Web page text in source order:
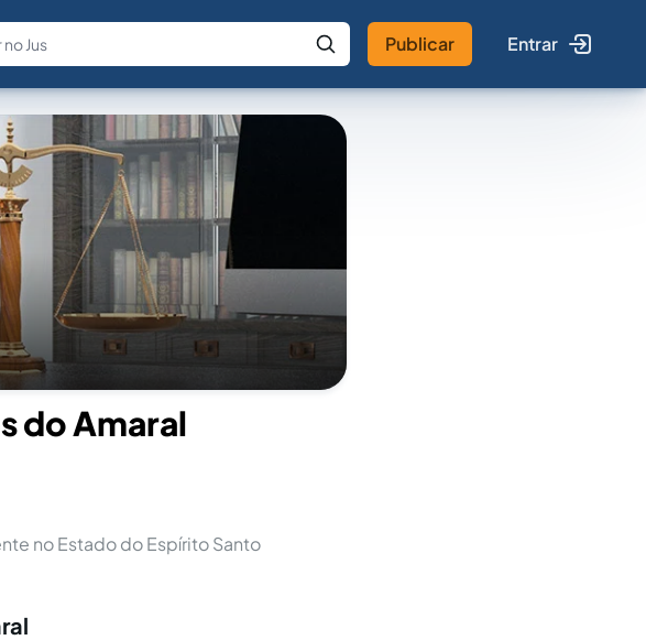
Fale com a IA Buscar no Jus
Publicar Entrar
do Amaral
no Estado do Espírito Santo